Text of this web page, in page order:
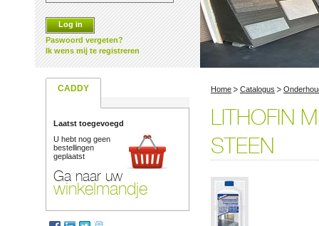
Log in
Paswoord vergeten?
Ik wens mij te registreren
CADDY Home Catalogus
Laatst toegevoegd
U hebt nog geen
bestellingen
geplaatst
Ga naar uw
winkelmandje
LITHOFIN
STEEN